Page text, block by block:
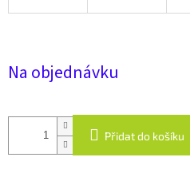
Na objednávku
Přidat do košíku